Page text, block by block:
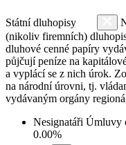
Státní dluhopisy
(nikoliv firemních)
dluhové cenné papíry
půjčují peníze na
a vyplácí se z nich úrok.
na národní úrovni, tj.
vydávaným orgány
Nesignatáři Úmluvy
0.00%